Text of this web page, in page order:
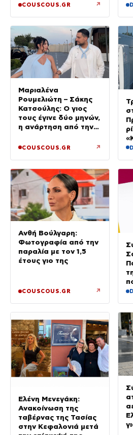
COUSCOUS.GR ↗
Μαριαλένα
Ρουμελιώτη – Σάκης
Κατσούλης: Ο γιος
τους έγινε δύο μηνών,
η ανάρτηση από την
COUSCOUS.GR ↗
Ανθή Βούλγαρη:
Φωτογραφία από την
παραλία με τον 1,5
έτους γιο της
COUSCOUS.GR ↗
Ελένη Μενεγάκη:
Ανακοίνωση της
ταβέρνας της Τασίας
στην Κεφαλονιά μετά